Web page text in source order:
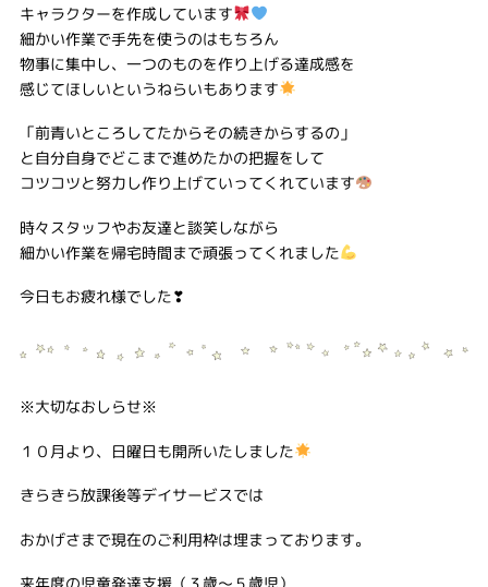
キャラクターを作成しています
細かい作業で手先を使うのはもちろん
物事に集中し、一つのものを作り上げる達成感を
感じてほしいというねらいもあります
「前青いところしてたからその続きからするの」
と自分自身でどこまで進めたかの把握をして
コツコツと努力し作り上げていってくれています
時々スタッフやお友達と談笑しながら
細かい作業を帰宅時間まで頑張ってくれました
今日もお疲れ様でした❣
※大切なおしらせ※
１０月より、日曜日も開所いたしました
きらきら放課後等デイサービスでは
おかげさまで現在のご利用枠は埋まっております。